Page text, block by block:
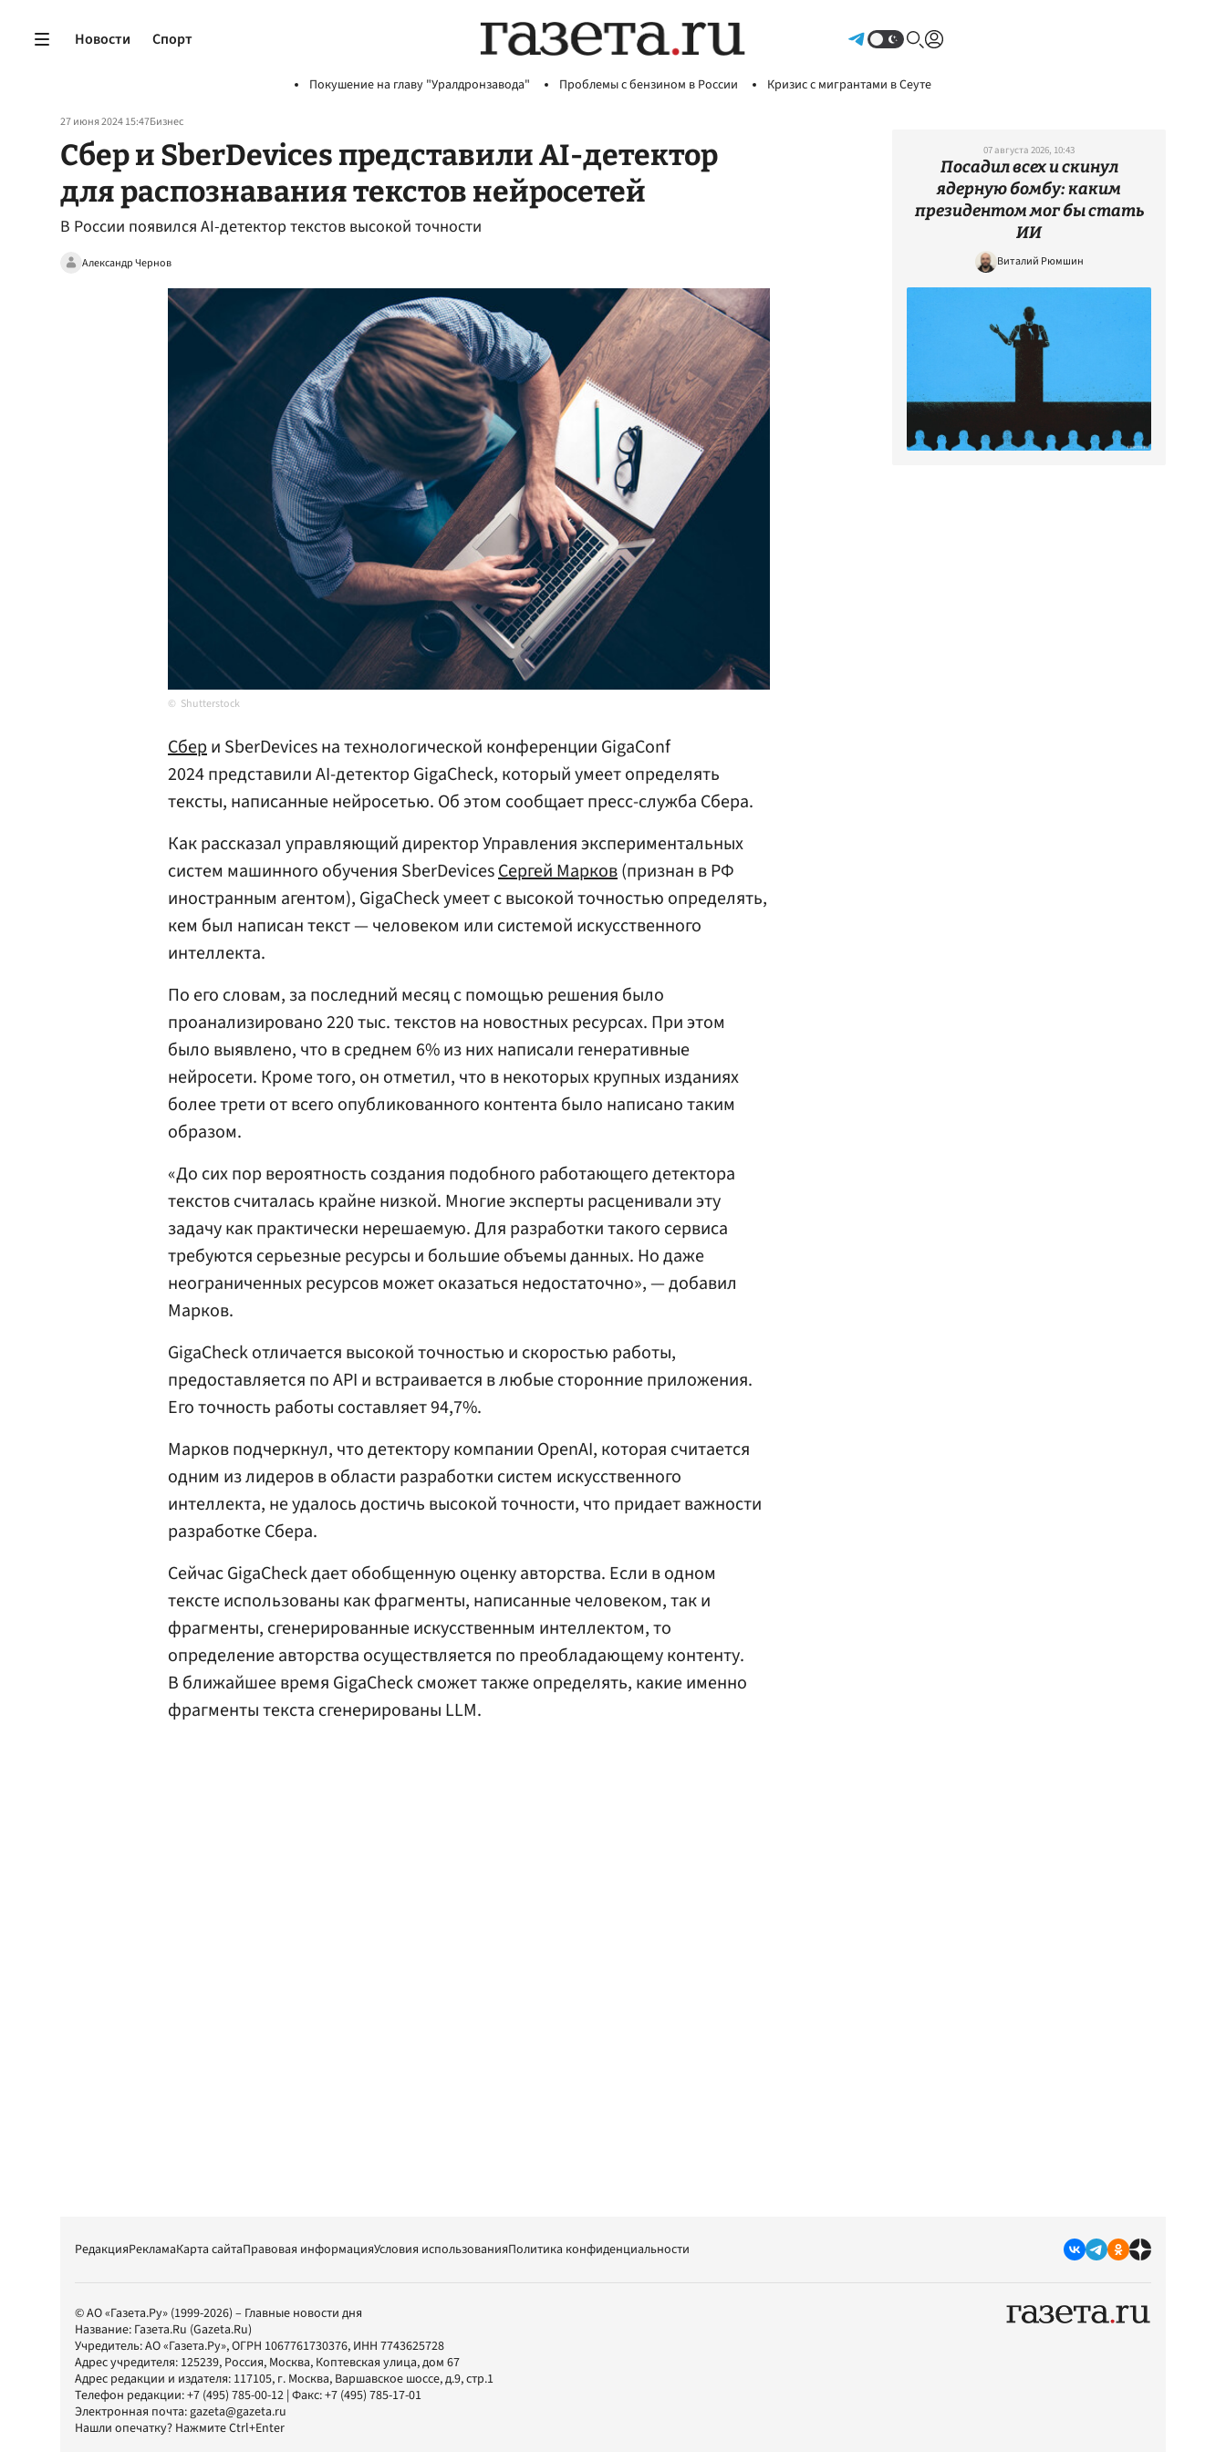
Новости Спорт
Покушение на главу "Уралдронзавода" Проблемы с бензином в России Кризис с мигрантами в Сеуте
27 июня 2024 15:47Бизнес
Сбер и SberDevices представили AI-детектор
для распознавания текстов нейросетей
В России появился AI-детектор текстов высокой точности
Александр Чернов
Shutterstock
Сбери SberDevices на технологической конференции GigaConf
2024 представили AI-детектор GigaCheck, который умеет определять
тексты, написанные нейросетью. Об этом сообщает пресс-служба Сбера.
Как рассказал управляющий директор Управления экспериментальных
систем машинного обучения SberDevicesСергей Марков(признан в РФ
иностранным агентом), GigaCheck умеет с высокой точностью определять,
кем был написан текст — человеком или системой искусственного
интеллекта.
По его словам, за последний месяц с помощью решения было
проанализировано 220 тыс. текстов на новостных ресурсах. При этом
было выявлено, что в среднем 6% из них написали генеративные
нейросети. Кроме того, он отметил, что в некоторых крупных изданиях
более трети от всего опубликованного контента было написано таким
образом.
«До сих пор вероятность создания подобного работающего детектора
текстов считалась крайне низкой. Многие эксперты расценивали эту
задачу как практически нерешаемую. Для разработки такого сервиса
требуются серьезные ресурсы и большие объемы данных. Но даже
неограниченных ресурсов может оказаться недостаточно», — добавил
Марков.
GigaCheck отличается высокой точностью и скоростью работы,
предоставляется по API и встраивается в любые сторонние приложения.
Его точность работы составляет 94,7%.
Марков подчеркнул, что детектору компании OpenAI, которая считается
одним из лидеров в области разработки систем искусственного
интеллекта, не удалось достичь высокой точности, что придает важности
разработке Сбера.
Сейчас GigaCheck дает обобщенную оценку авторства. Если в одном
тексте использованы как фрагменты, написанные человеком, так и
фрагменты, сгенерированные искусственным интеллектом, то
определение авторства осуществляется по преобладающему контенту.
В ближайшее время GigaCheck сможет также определять, какие именно
фрагменты текста сгенерированы LLM.
07 августа 2026, 10:43
Посадил всех и скинул
ядерную бомбу: каким
президентом мог бы стать
ИИ
Виталий Рюмшин
РедакцияРекламаКарта сайтаПравовая информацияУсловия использованияПолитика конфиденциальности
© АО «Газета.Ру» (1999-2026) – Главные новости дня
Название: Газета.Ru (Gazeta.Ru)
Учредитель:АО «Газета.Ру», ОГРН 1067761730376, ИНН 7743625728
Адрес учредителя: 125239, Россия, Москва, Коптевская улица, дом 67
Адрес редакции и издателя: 117105, г. Москва, Варшавское шоссе, д.9, стр.1
Телефон редакции:+7 (495) 785-00-12 | Факс:+7 (495) 785-17-01
Электронная почта:gazeta@gazeta.ru
Нашли опечатку? Нажмите Ctrl+Enter